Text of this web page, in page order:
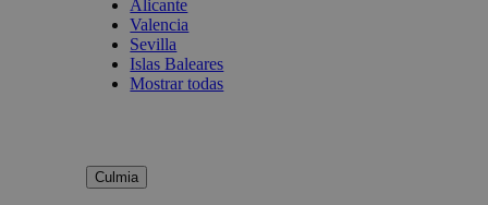
Alicante
Valencia
Sevilla
Islas Baleares
Mostrar todas
Culmia